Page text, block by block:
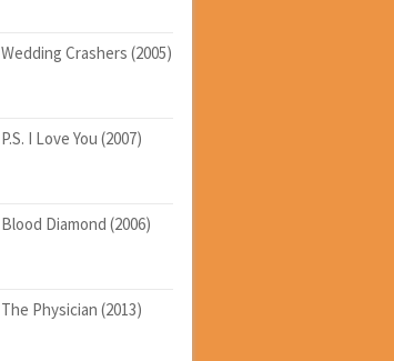
Wedding Crashers (2005)
P.S. I Love You (2007)
Blood Diamond (2006)
The Physician (2013)